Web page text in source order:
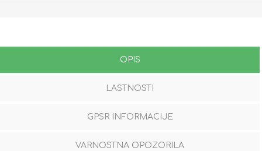
OPIS
LASTNOSTI
GPSR INFORMACIJE
VARNOSTNA OPOZORILA